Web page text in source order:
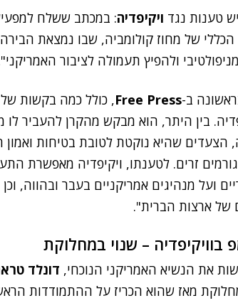
טענות נגד ויקיפדיה: במכתב ששלח
של מחוז קולומביה, שבו נמצאת
ולהפיץ תעמולה לציבור
ב-Free Press, כולל כמה בקשות
בין היתר, הוא מבקש מהקרן להעביר
הצעדים שהיא נוקטת לטובת בטיחות ואמון
זרים. לטענתו, ויקיפדיה מאפשרת
ועל מנהיגים אמריקניים בעבר ובהווה,
של ארצות הברית".
– שנוי במחלוקת
את הנשיא האמריקני הנוכחי, דונלד
מאז שהוא הכריז על ההתמודדות